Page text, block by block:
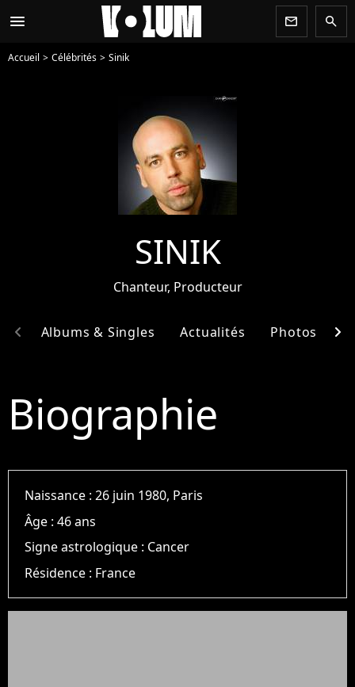
menu newsletter search
Accueil Célébrités Sinik
SINIK
Chanteur, Producteur
Albums & Singles Actualités Photos
chevron_left chevron_right
Biographie
Naissance :26 juin 1980, Paris
Âge :46 ans
Signe astrologique : Cancer
Résidence : France